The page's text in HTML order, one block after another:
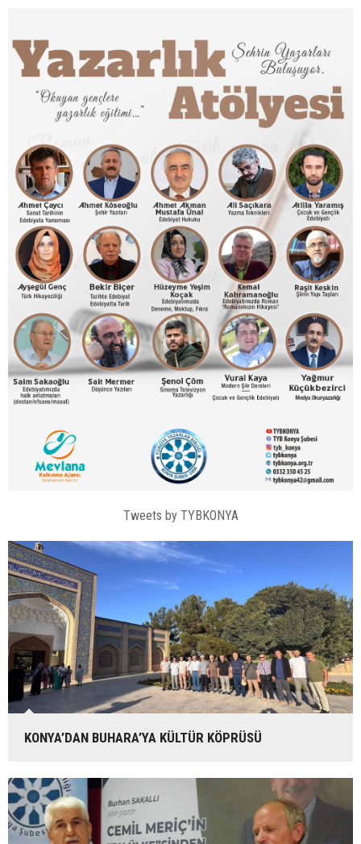
Tweets by TYBKONYA
KONYA’DAN BUHARA’YA KÜLTÜR KÖPRÜSÜ